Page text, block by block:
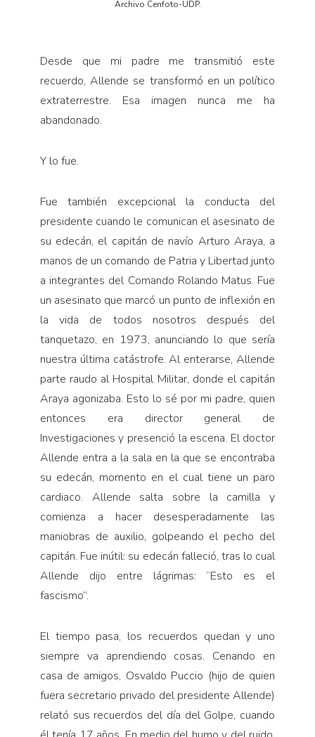
Archivo Cenfoto-UDP.
Desde que mi padre me transmitió este
recuerdo, Allende se transformó en un político
extraterrestre. Esa imagen nunca me ha
abandonado.
Y lo fue.
Fue también excepcional la conducta del
presidente cuando le comunican el asesinato de
su edecán, el capitán de navío Arturo Araya, a
manos de un comando de Patria y Libertad junto
a integrantes del Comando Rolando Matus. Fue
un asesinato que marcó un punto de inflexión en
la vida de todos nosotros después del
tanquetazo, en 1973, anunciando lo que sería
nuestra última catástrofe. Al enterarse, Allende
parte raudo al Hospital Militar, donde el capitán
Araya agonizaba. Esto lo sé por mi padre, quien
entonces era director general de
Investigaciones y presenció la escena. El doctor
Allende entra a la sala en la que se encontraba
su edecán, momento en el cual tiene un paro
cardiaco. Allende salta sobre la camilla y
comienza a hacer desesperadamente las
maniobras de auxilio, golpeando el pecho del
capitán. Fue inútil: su edecán falleció, tras lo cual
Allende dijo entre lágrimas: “Esto es el
fascismo”.
El tiempo pasa, los recuerdos quedan y uno
siempre va aprendiendo cosas. Cenando en
casa de amigos, Osvaldo Puccio (hijo de quien
fuera secretario privado del presidente Allende)
relató sus recuerdos del día del Golpe, cuando